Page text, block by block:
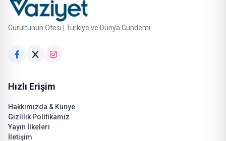
Gürültünün Ötesi | Türkiye ve Dünya Gündemi
Hızlı Erişim
Hakkımızda & Künye
Gizlilik Politikamız
Yayın İlkeleri
İletişim